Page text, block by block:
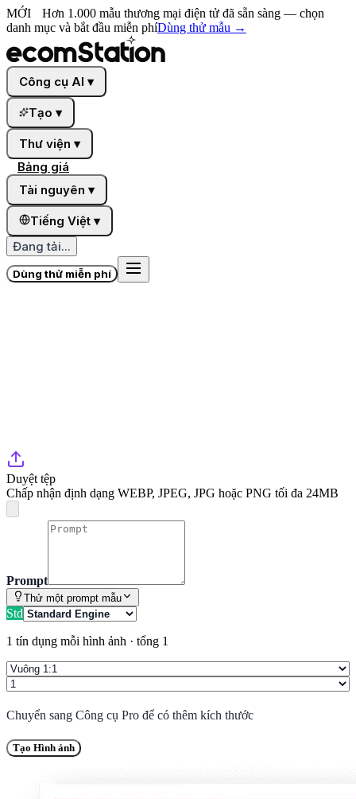
MỚI
Hơn 1.000 mẫu thương mại điện tử đã sẵn sàng — chọn
danh mục và bắt đầu miễn phíDùng thử mẫu →
Công cụ AI ▾
Tạo ▾
Thư viện ▾
Bảng giá
Tài nguyên ▾
Tiếng Việt ▾
Đang tải...
Dùng thử miễn phí
Duyệt tệp
Chấp nhận định dạng WEBP, JPEG, JPG hoặc PNG tối đa 24MB
Prompt
Thử một prompt mẫu
Std
1 tín dụng mỗi hình ảnh · tổng 1
Chuyển sang Công cụ Pro để có thêm kích thước
Tạo Hình ảnh